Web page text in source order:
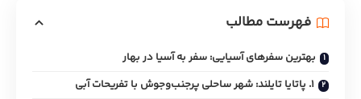
فهرست مطالب
بهترین سفرهای آسیایی: سفر به آسیا در بهار
1. پاتایا تایلند: شهر ساحلی پرجنب‌وجوش با تفریحات آبی